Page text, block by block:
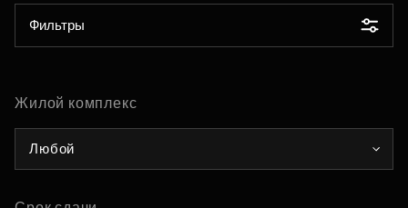
Фильтры
Жилой комплекс
Любой